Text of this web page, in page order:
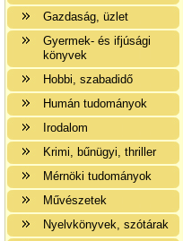
Gazdaság, üzlet
Gyermek- és ifjúsági
könyvek
Hobbi, szabadidő
Humán tudományok
Irodalom
Krimi, bűnügyi, thriller
Mérnöki tudományok
Művészetek
Nyelvkönyvek, szótárak